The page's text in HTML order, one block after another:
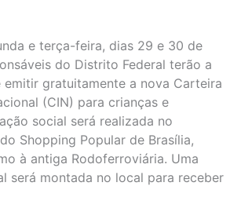
e terça-feira, dias 29 e 30 de
do Distrito Federal terão a
gratuitamente a nova Carteira
(CIN) para crianças e
social será realizada no
Shopping Popular de Brasília,
à antiga Rodoferroviária. Uma
será montada no local para receber